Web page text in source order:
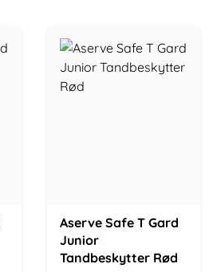
Aserve Safe T Gard
Junior
Tandbeskytter Rød